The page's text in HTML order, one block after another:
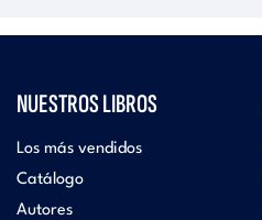
NUESTROS LIBROS
Los más vendidos
Catálogo
Autores